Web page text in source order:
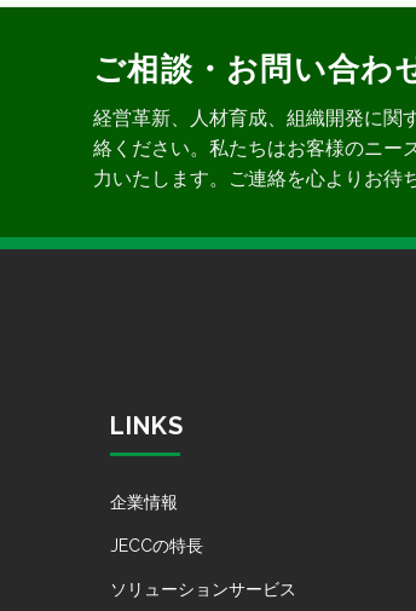
ご相談・お問い合わ
経営革新、人材育成、組織開発に関
絡ください。私たちはお客様のニー
力いたします。ご連絡を心よりお待
LINKS
企業情報
JECCの特長
ソリューションサービス